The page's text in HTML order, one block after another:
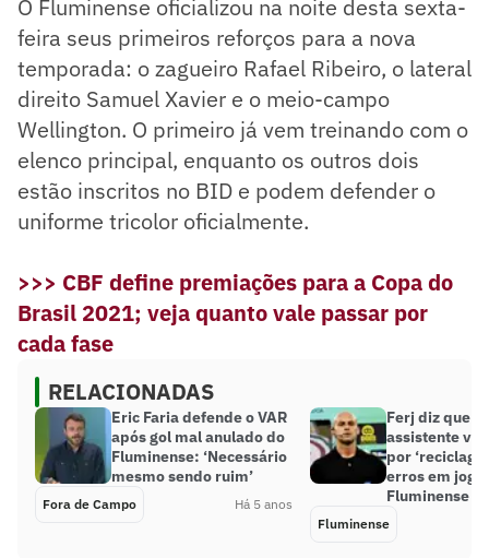
O Fluminense oficializou na noite desta sexta-
feira seus primeiros reforços para a nova
temporada: o zagueiro Rafael Ribeiro, o lateral
direito Samuel Xavier e o meio-campo
Wellington. O primeiro já vem treinando com o
elenco principal, enquanto os outros dois
estão inscritos no BID e podem defender o
uniforme tricolor oficialmente.
>>> CBF define premiações para a Copa do
Brasil 2021; veja quanto vale passar por
cada fase
RELACIONADAS
Eric Faria defende o VAR
após gol mal anulado do
Fluminense: ‘Necessário
mesmo sendo ruim’
Fora de Campo Há 5 anos
Ferj diz que
assistente
por
erros em jogo
Fluminense
Fluminense